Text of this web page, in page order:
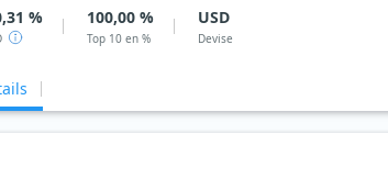
% 100,00 %
Top 10 en %
USD
Devise